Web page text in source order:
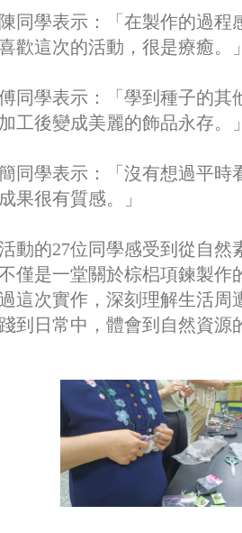
同學表示：「在製作的過
歡這次的活動，很是療癒。」
同學表示：「學到種子的
工後變成美麗的飾品永存。」
同學表示：「沒有想過平
果很有質感。」
動的27位同學感受到從自然
僅是一堂關於棕梠項鍊製作
這次實作，深刻理解生活
到日常中，體會到自然資源